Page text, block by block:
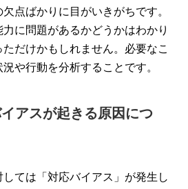
点ばかりに目がいきがちです。
に問題があるかどうかはわかり
だけかもしれません。必要なこ
や行動を分析することです。
アスが起きる原因につ
ては「対応バイアス」が発生し